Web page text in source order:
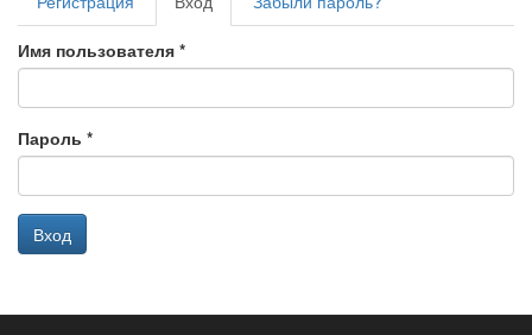
вкладки
вкладка)
Имя пользователя *
Пароль *
Вход